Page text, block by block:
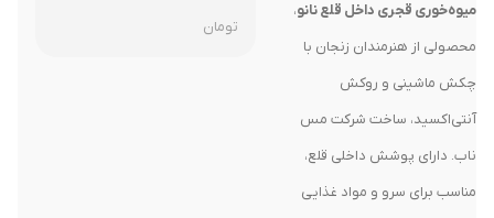
میوه‌خوری قجری داخل قلع نانو،
محصولی از هنرمندان زنجان با
چکش ماشینی و روکش
آنتی‌اکسید، ساخت شرکت مس
ناب. دارای پوشش داخلی قلع،
مناسب برای سرو و مواد غذایی
تومان